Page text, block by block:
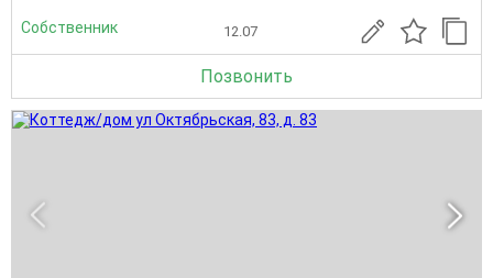
Собственник 12.07
Позвонить